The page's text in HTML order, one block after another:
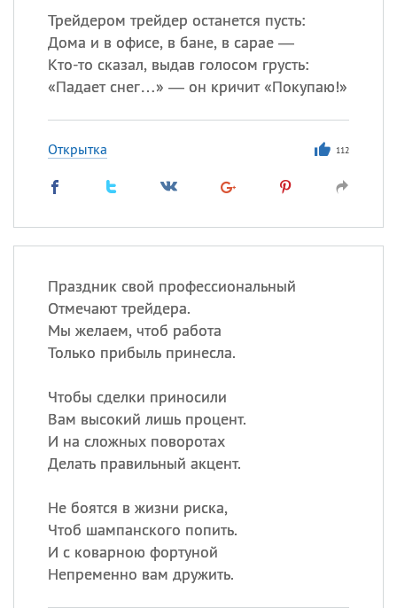
Трейдером трейдер останется пусть:
Дома и в офисе, в бане, в сарае —
Кто-то сказал, выдав голосом грусть:
«Падает снег…» — он кричит «Покупаю!»
Открытка 112
Праздник свой профессиональный
Отмечают трейдера.
Мы желаем, чтоб работа
Только прибыль принесла.
Чтобы сделки приносили
Вам высокий лишь процент.
И на сложных поворотах
Делать правильный акцент.
Не боятся в жизни риска,
Чтоб шампанского попить.
И с коварною фортуной
Непременно вам дружить.